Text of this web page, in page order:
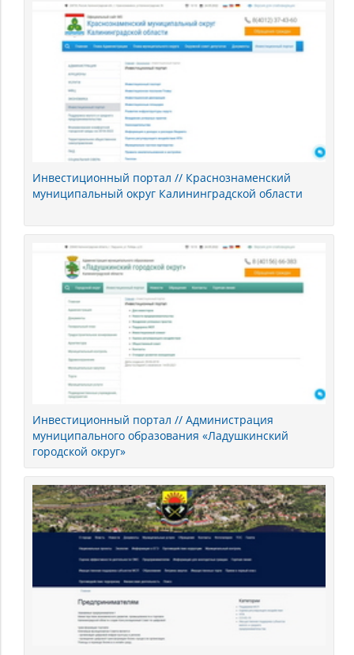
Инвестиционный портал // Краснознаменский
муниципальный округ Калининградской области
Инвестиционный портал // Администрация
муниципального образования «Ладушкинский
городской округ»